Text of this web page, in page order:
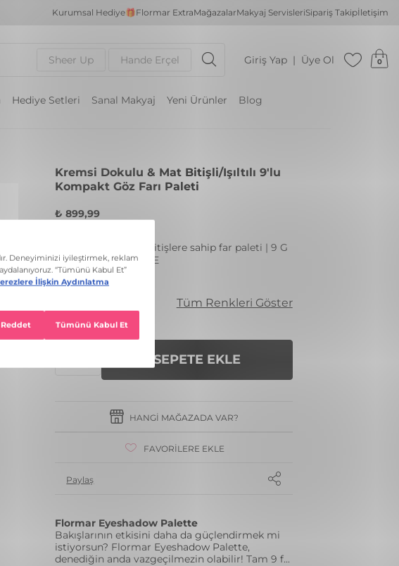
Kurumsal Hediye🎁Flormar ExtraMağazalarMakyaj ServisleriSipariş Takipİletişim
Sheer Up Hande Erçel Giriş Yap Üye Ol 0
Hediye Setleri Sanal Makyaj Yeni Ürünler Blog
Kremsi Dokulu & Mat Bitişli/Işıltılı 9'lu
Kompakt Göz Farı Paleti
Yarı mat ve sedefli bitişlere sahip far paleti | 9 G
Renk: 006 FELT CUTE
₺ 899,99
Tüm Renkleri Göster
SEPETE EKLE
HANGI MAĞAZADA VAR?
FAVORILERE EKLE
Paylaş
Flormar Eyeshadow Palette
Bakışlarının etkisini daha da güçlendirmek mi
istiyorsun? Flormar Eyeshadow Palette,
denediğin anda vazgeçilmezin olabilir! Tam 9 f...